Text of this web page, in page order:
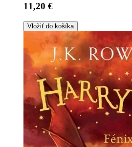
11,20 €
Vložiť do košíka